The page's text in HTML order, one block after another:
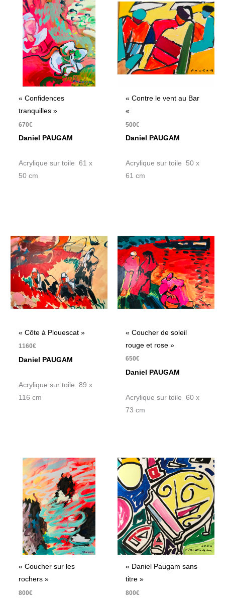
« Confidences
tranquilles »
670€
Daniel PAUGAM
Acrylique sur toile 61 x
50 cm
« Contre le vent au Bar
«
500€
Daniel PAUGAM
Acrylique sur toile 50 x
61 cm
« Côte à Plouescat »
1160€
Daniel PAUGAM
Acrylique sur toile 89 x
116 cm
« Coucher de soleil
rouge et rose »
650€
Daniel PAUGAM
Acrylique sur toile 60 x
73 cm
« Coucher sur les
rochers »
800€
« Daniel Paugam sans
titre »
800€